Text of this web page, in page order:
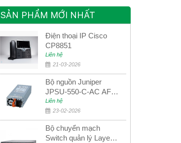
SẢN PHẨM MỚI NHẤT
Điện thoại IP Cisco
CP8851
Liên hệ
21-03-2026
Bộ nguồn Juniper
JPSU-550-C-AC AFO
nguồn AC công suất
550W dùng cho dòng
switch Juniper
Networks EX4400
Liên hệ
23-02-2026
Bộ chuyển mạch
Switch quản lý Layer 3